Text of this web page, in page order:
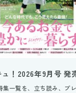
！2026年9月号 発
集一覧を、立ち読み、プ